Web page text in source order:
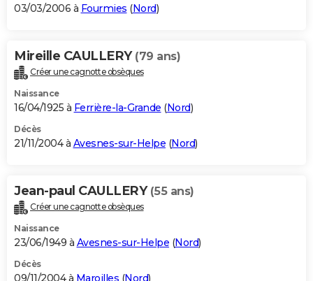
03/03/2006 à Fourmies (Nord)
Mireille CAULLERY (79 ans)
Créer une cagnotte obsèques
Naissance
16/04/1925 à Ferrière-la-Grande (Nord)
Décès
21/11/2004 à Avesnes-sur-Helpe (Nord)
Jean-paul CAULLERY (55 ans)
Créer une cagnotte obsèques
Naissance
23/06/1949 à Avesnes-sur-Helpe (Nord)
Décès
09/11/2004 à Maroilles (Nord)